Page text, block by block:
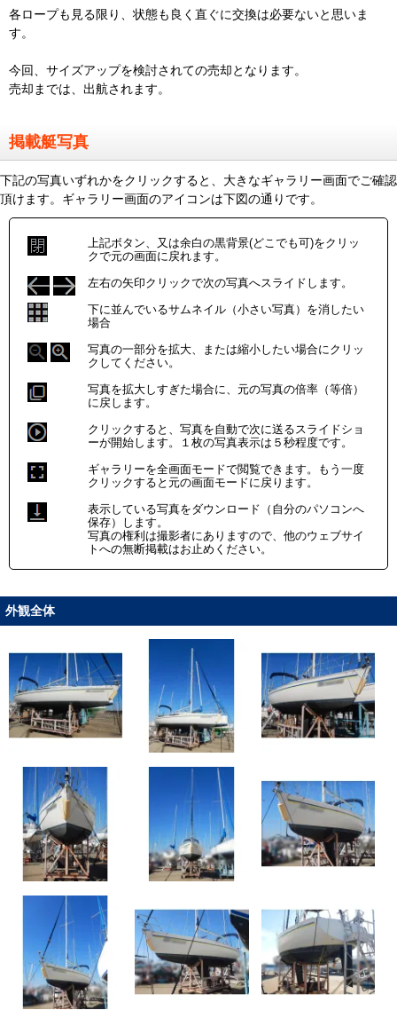
各ロープも見る限り、状態も良く直ぐに交換は必要ないと思いま
す。
今回、サイズアップを検討されての売却となります。
売却までは、出航されます。
掲載艇写真
下記の写真いずれかをクリックすると、大きなギャラリー画面でご確認
頂けます。ギャラリー画面のアイコンは下図の通りです。
上記ボタン、又は余白の黒背景(どこでも可)をクリッ
クで元の画面に戻れます。
左右の矢印クリックで次の写真へスライドします。
下に並んでいるサムネイル（小さい写真）を消したい
場合
写真の一部分を拡大、または縮小したい場合にクリッ
クしてください。
写真を拡大しすぎた場合に、元の写真の倍率（等倍）
に戻します。
クリックすると、写真を自動で次に送るスライドショ
ーが開始します。１枚の写真表示は５秒程度です。
ギャラリーを全画面モードで閲覧できます。もう一度
クリックすると元の画面モードに戻ります。
表示している写真をダウンロード（自分のパソコンへ
保存）します。
写真の権利は撮影者にありますので、他のウェブサイ
トへの無断掲載はお止めください。
外観全体